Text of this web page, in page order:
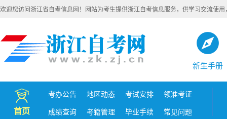
欢迎您访问浙江省自考信息网！网站为考生提供浙江自考信息服务，供学习交流使
新生手册
首页
考办公告 地区动态 考试安排
领准考证
成绩查询
考籍管理 毕业手续 常见问题